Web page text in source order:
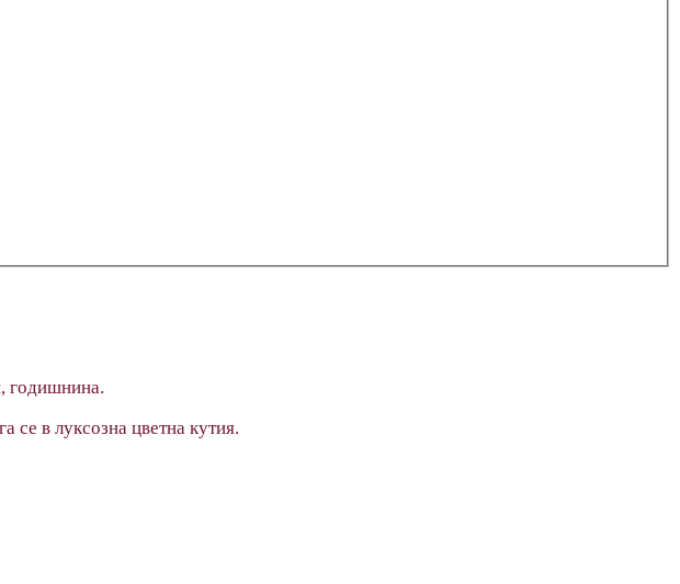
годишнина.
се в луксозна цветна кутия.